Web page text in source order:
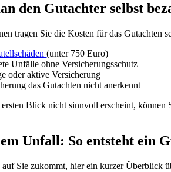
den Gutachter selbst
tragen Sie die Kosten für das Gutachten
(unter 750 Euro)
Unfälle ohne Versicherungsschutz
oder aktive Versicherung
das Gutachten nicht anerkennt
Blick nicht sinnvoll erscheint, können
Unfall: So entsteht ein
Sie zukommt, hier ein kurzer Überblick